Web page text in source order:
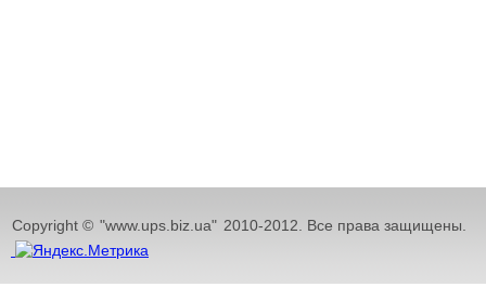
Copyright © "www.ups.biz.ua" 2010-2012. Все права защищены.